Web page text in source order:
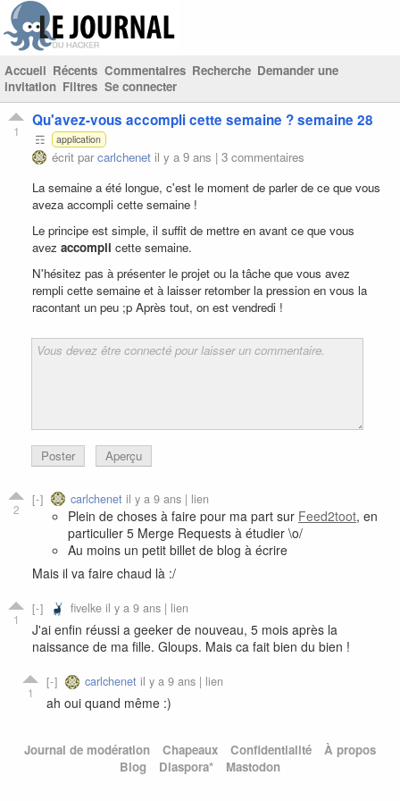
Accueil Récents Commentaires Recherche Demander une
invitation Filtres Se connecter
1
Qu'avez-vous accompli cette semaine ? semaine 28
☶ application
écrit parcarlchenet il y a 9 ans | 3 commentaires
La semaine a été longue, c'est le moment de parler de ce que vous
aveza accompli cette semaine !
Le principe est simple, il suffit de mettre en avant ce que vous
avez accompli cette semaine.
N'hésitez pas à présenter le projet ou la tâche que vous avez
rempli cette semaine et à laisser retomber la pression en vous la
racontant un peu ;p Après tout, on est vendredi !
Poster Aperçu
2
carlchenetil y a 9 ans | lien
Plein de choses à faire pour ma part sur Feed2toot, en
particulier 5 Merge Requests à étudier \o/
Au moins un petit billet de blog à écrire
Mais il va faire chaud là :/
1
fivelkeil y a 9 ans | lien
J'ai enfin réussi a geeker de nouveau, 5 mois après la
naissance de ma fille. Gloups. Mais ca fait bien du bien !
1
carlchenetil y a 9 ans | lien
ah oui quand même :)
Journal de modération Chapeaux Confidentialité
À propos
Blog
Diaspora* Mastodon